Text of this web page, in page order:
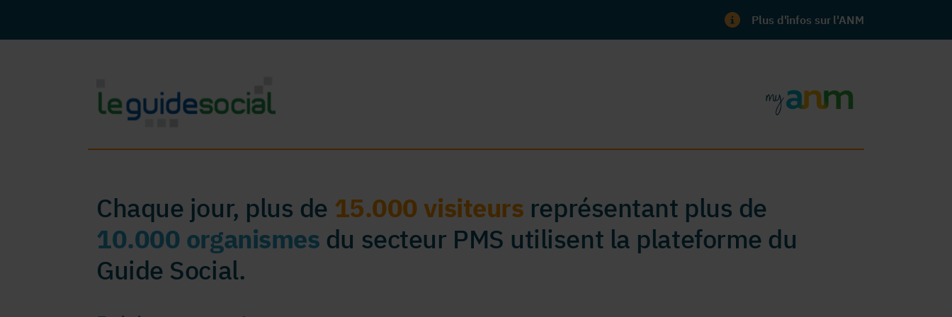
Plus d'infos sur l'ANM
Chaque jour, plus de 15.000 visiteurs représentant plus de
10.000 organismes du secteur PMS utilisent la plateforme du
Guide Social.